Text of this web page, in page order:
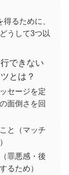
るために、
うして3つ以
できない
とは？
セージを定
面倒さを回
と（マッチ
罪悪感・後
るため）